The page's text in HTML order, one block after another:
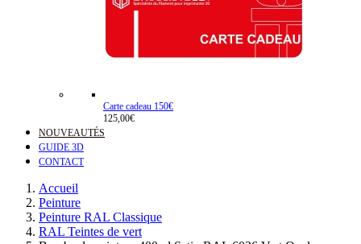
Carte cadeau 150€
125,00€
NOUVEAUTÉS
GUIDE 3D
CONTACT
Accueil
Peinture
Peinture RAL Classique
RAL Teintes de vert